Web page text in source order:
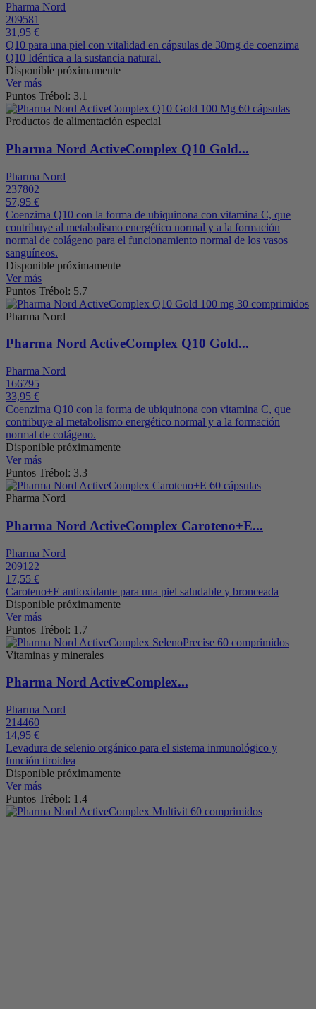
Pharma Nord
209581
31,95 €
Q10 para una piel con vitalidad en cápsulas de 30mg de coenzima
Q10 Idéntica a la sustancia natural.
Disponible próximamente
Ver más
Puntos Trébol: 3.1
Productos de alimentación especial
Pharma Nord ActiveComplex Q10 Gold...
Pharma Nord
237802
57,95 €
Coenzima Q10 con la forma de ubiquinona con vitamina C, que
contribuye al metabolismo energético normal y a la formación
normal de colágeno para el funcionamiento normal de los vasos
sanguíneos.
Disponible próximamente
Ver más
Puntos Trébol: 5.7
Pharma Nord
Pharma Nord ActiveComplex Q10 Gold...
Pharma Nord
166795
33,95 €
Coenzima Q10 con la forma de ubiquinona con vitamina C, que
contribuye al metabolismo energético normal y a la formación
normal de colágeno.
Disponible próximamente
Ver más
Puntos Trébol: 3.3
Pharma Nord
Pharma Nord ActiveComplex Caroteno+E...
Pharma Nord
209122
17,55 €
Caroteno+E antioxidante para una piel saludable y bronceada
Disponible próximamente
Ver más
Puntos Trébol: 1.7
Vitaminas y minerales
Pharma Nord ActiveComplex...
Pharma Nord
214460
14,95 €
Levadura de selenio orgánico para el sistema inmunológico y
función tiroidea
Disponible próximamente
Ver más
Puntos Trébol: 1.4